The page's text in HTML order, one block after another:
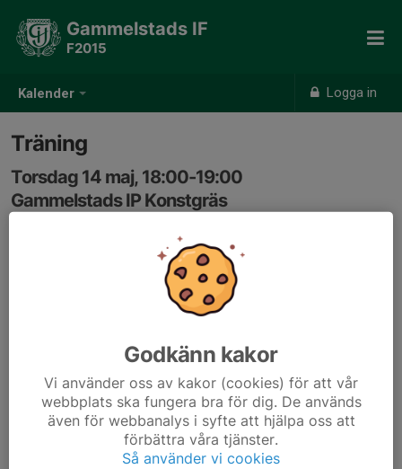
Kalender Logga in
Gammelstads IF
F2015
Träning
Torsdag 14 maj, 18:00-19:00
Gammelstads IP Konstgräs
Godkänn kakor
Vi använder oss av kakor (cookies) för att vår
webbplats ska fungera bra för dig. De används
även för webbanalys i syfte att hjälpa oss att
förbättra våra tjänster.
Så använder vi cookies